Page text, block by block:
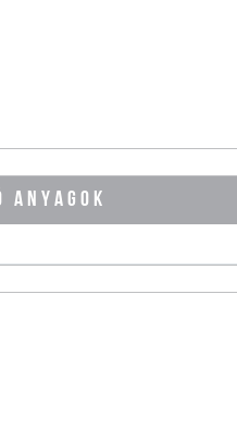
ANYAGOK